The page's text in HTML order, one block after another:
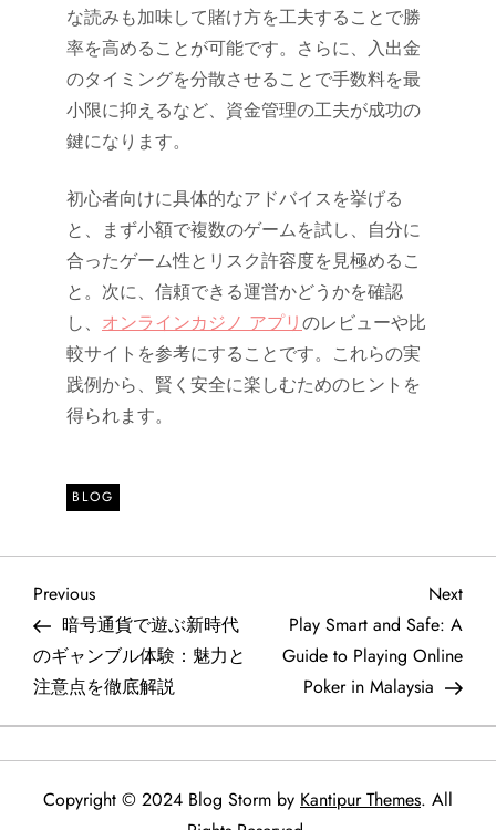
な読みも加味して賭け方を工夫することで勝
率を高めることが可能です。さらに、入出金
のタイミングを分散させることで手数料を最
小限に抑えるなど、資金管理の工夫が成功の
鍵になります。
初心者向けに具体的なアドバイスを挙げる
と、まず小額で複数のゲームを試し、自分に
合ったゲーム性とリスク許容度を見極めるこ
と。次に、信頼できる運営かどうかを確認
し、 オンラインカジノ アプリのレビューや比
較サイトを参考にすることです。これらの実
践例から、賢く安全に楽しむためのヒントを
得られます。
BLOG
P
o
s
t
n
Previous
Post
Previous
暗号通貨で遊ぶ新時代
のギャンブル体験：魅力と
注意点を徹底解説
Next
Post
Next
Play Smart and Safe: A
Guide to Playing Online
Poker in Malaysia
Copyright © 2024 Blog Storm by Kantipur Themes. All